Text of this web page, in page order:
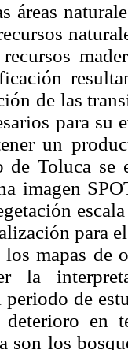
áreas
de las
para su
un
de Toluca se
imagen
para
los mapas de
la
de
en
son los